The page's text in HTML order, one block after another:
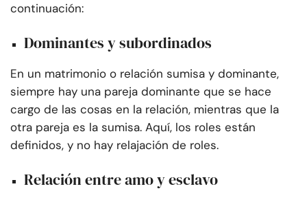
continuación:
Dominantes y subordinados
En un matrimonio o relación sumisa y dominante,
siempre hay una pareja dominante que se hace
cargo de las cosas en la relación, mientras que la
otra pareja es la sumisa. Aquí, los roles están
definidos, y no hay relajación de roles.
Relación entre amo y esclavo